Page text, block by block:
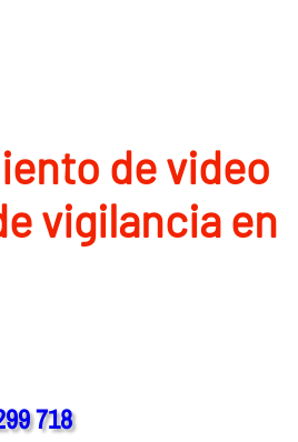
de video
vigilancia en
718